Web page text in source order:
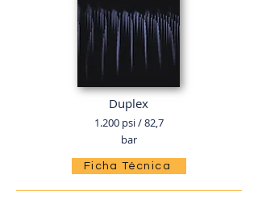
Duplex
1.200 psi / 82,7
bar
Ficha Técnica